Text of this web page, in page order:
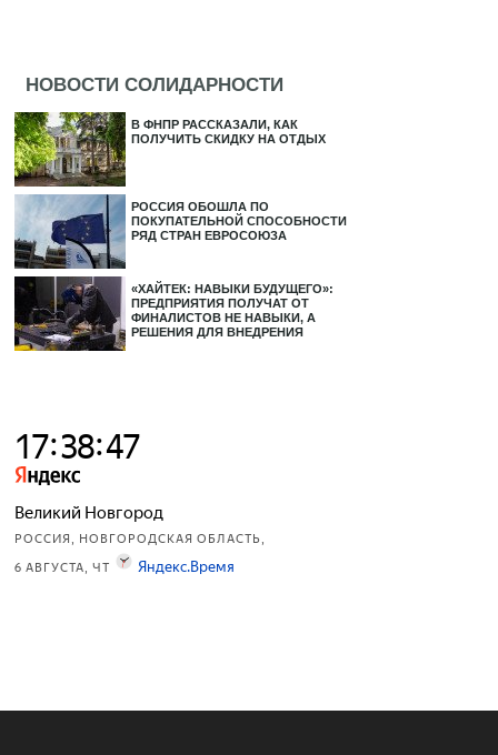
НОВОСТИ СОЛИДАРНОСТИ
В ФНПР РАССКАЗАЛИ, КАК
ПОЛУЧИТЬ СКИДКУ НА ОТДЫХ
РОССИЯ ОБОШЛА ПО
ПОКУПАТЕЛЬНОЙ СПОСОБНОСТИ
РЯД СТРАН ЕВРОСОЮЗА
«ХАЙТЕК: НАВЫКИ БУДУЩЕГО»:
ПРЕДПРИЯТИЯ ПОЛУЧАТ ОТ
ФИНАЛИСТОВ НЕ НАВЫКИ, А
РЕШЕНИЯ ДЛЯ ВНЕДРЕНИЯ